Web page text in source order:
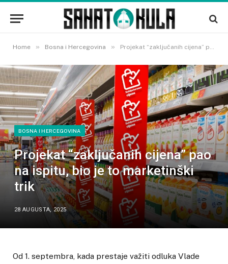
Home » Bosna i Hercegovina » Projekat “zaključanih cijena” pao na ispitu, bio je to marketinški trik
BOSNA I HERCEGOVINA
Projekat “zaključanih cijena” pao
na ispitu, bio je to marketinški
trik
28 AUGUSTA, 2025
Od 1. septembra, kada prestaje važiti odluka Vlade